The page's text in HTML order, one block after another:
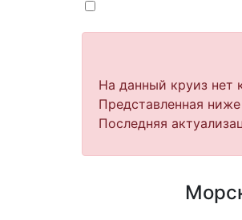
На данный круиз нет
Представленная
Последняя